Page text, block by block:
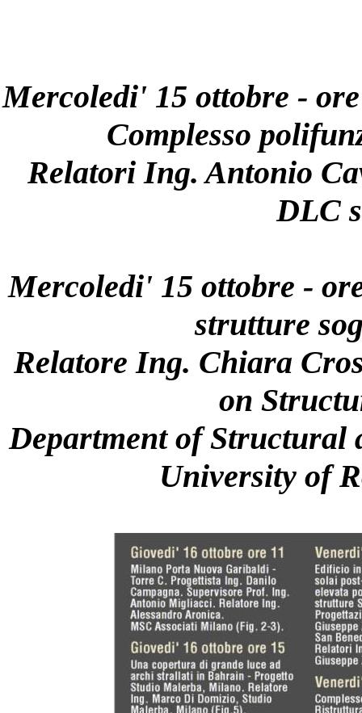
Mercoledi' 15 ottobre -
Complesso
Relatori Ing. Antonio
DLC
Mercoledi' 15 ottobre -
strutture
Relatore Ing. Chiara
on
Department of Structural
University of